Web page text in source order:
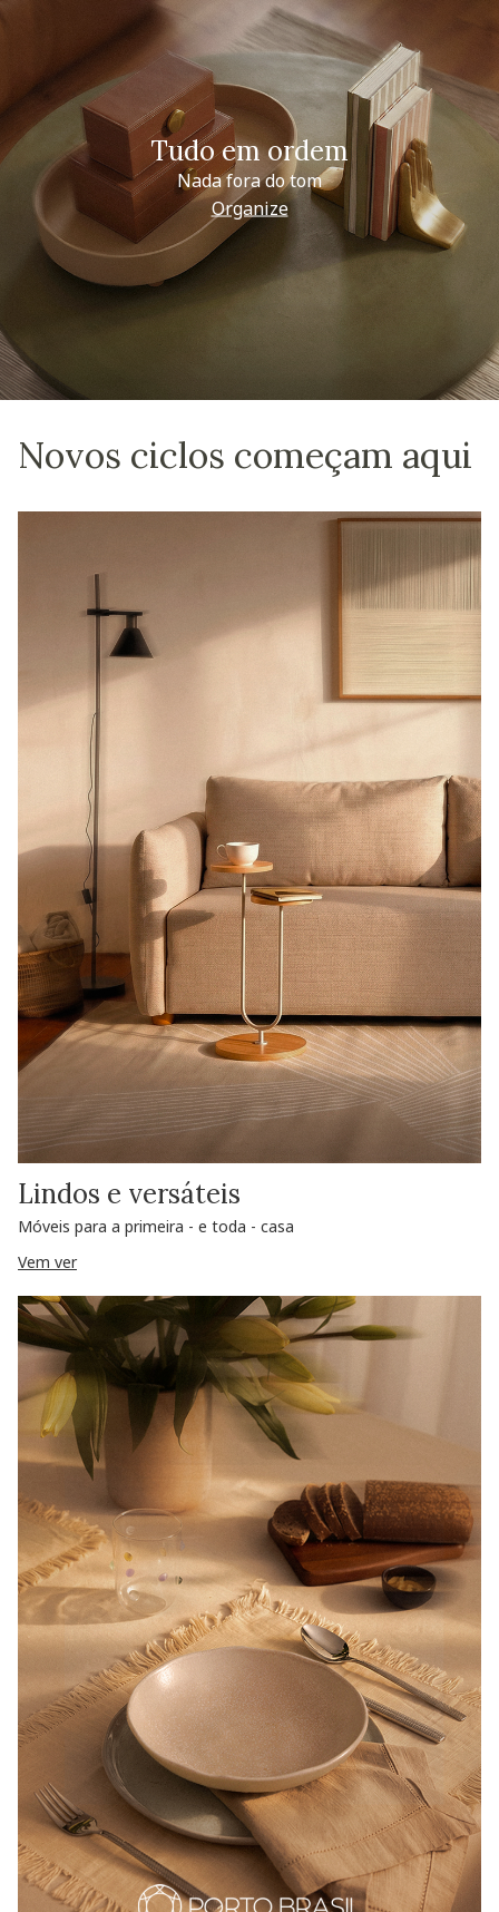
Tudo em ordem
Nada fora do tom
Organize
Novos ciclos começam aqui
Lindos e versáteis
Móveis para a primeira - e toda - casa
Vem ver